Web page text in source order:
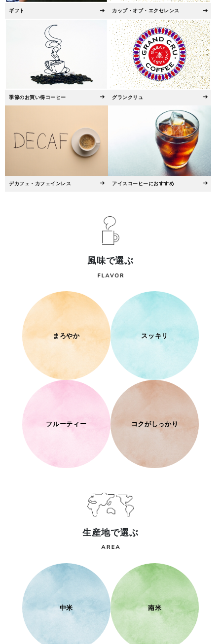
ギフト カップ・オブ・エクセレンス
季節のお買い得コーヒー グランクリュ
デカフェ・カフェインレス アイスコーヒーにおすすめ
風味で選ぶ
まろやか スッキリ
フルーティー コクがしっかり
生産地で選ぶ
中米 南米